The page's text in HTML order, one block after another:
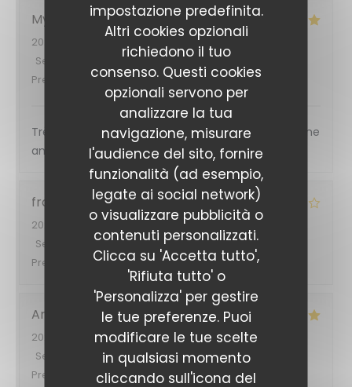
impostazione predefinita.
Altri cookies opzionali
richiedono il tuo
consenso. Questi cookies
opzionali servono per
analizzare la tua
navigazione, misurare
l'audience del sito, fornire
funzionalità (ad esempio,
legate ai social network)
o visualizzare pubblicità o
contenuti personalizzati.
Clicca su 'Accetta tutto',
'Rifiuta tutto' o
'Personalizza' per gestire
le tue preferenze. Puoi
modificare le tue scelte
in qualsiasi momento
cliccando sull'icona del
Myriam
2026-06-27
Servizio
Atmosfera :5/5 Cucina:
Prezzo
/5
Très bon accueil et très bonne cuisine et très bonne
ambiance
francis
2026-06-27- 19:15 - Ospiti 4
Servizio
/5 Atmosfera :4/5 Cucina: 4/5 Qualità /
Prezzo
Arnaud
2026-06-27
- 20:00 - Ospiti 6
Servizio
Atmosfera:5/5 Cucina:5/5
Prezzo